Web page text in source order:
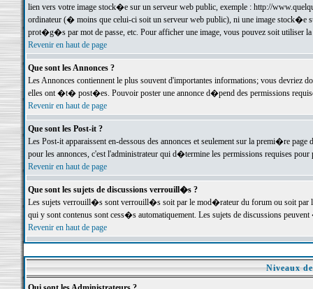
lien vers votre image stock�e sur un serveur web public, exemple : http://
ordinateur (� moins que celui-ci soit un serveur web public), ni une image stock�e
prot�g�s par mot de passe, etc. Pour afficher une image, vous pouvez soit
Revenir en haut de page
Que sont les Annonces ?
Les Annonces contiennent le plus souvent d'importantes informations; vous devriez
elles ont �t� post�es. Pouvoir poster une annonce d�pend des permissions
Revenir en haut de page
Que sont les Post-it ?
Les Post-it apparaissent en-dessous des annonces et seulement sur la premi�re
pour les annonces, c'est l'administrateur qui d�termine les permissions requises pour
Revenir en haut de page
Que sont les sujets de discussions verrouill�s ?
Les sujets verrouill�s sont verrouill�s soit par le mod�rateur du forum ou soit par
qui y sont contenus sont cess�s automatiquement. Les sujets de discussions
Revenir en haut de page
Niveaux